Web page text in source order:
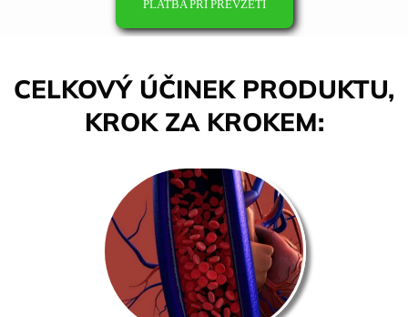
PLATBA PŘI PŘEVZETÍ
CELKOVÝ ÚČINEK PRODUKTU,
KROK ZA KROKEM: